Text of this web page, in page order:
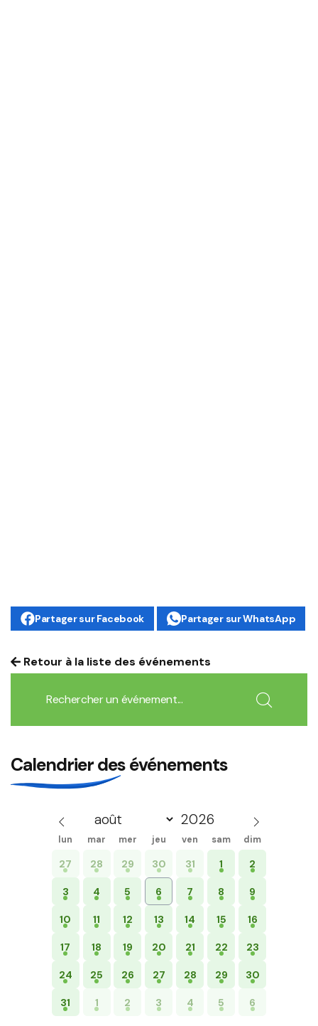
Partager sur Facebook Partager sur WhatsApp
Retour à la liste des événements
Calendrier des événements
lun mar mer jeu ven sam dim
27 28 29 30 31 1 2
3 4 5 6 7 8 9
10 11 12 13 14 15 16
17 18 19 20 21 22 23
24 25 26 27 28 29 30
31 1 2 3 4 5 6